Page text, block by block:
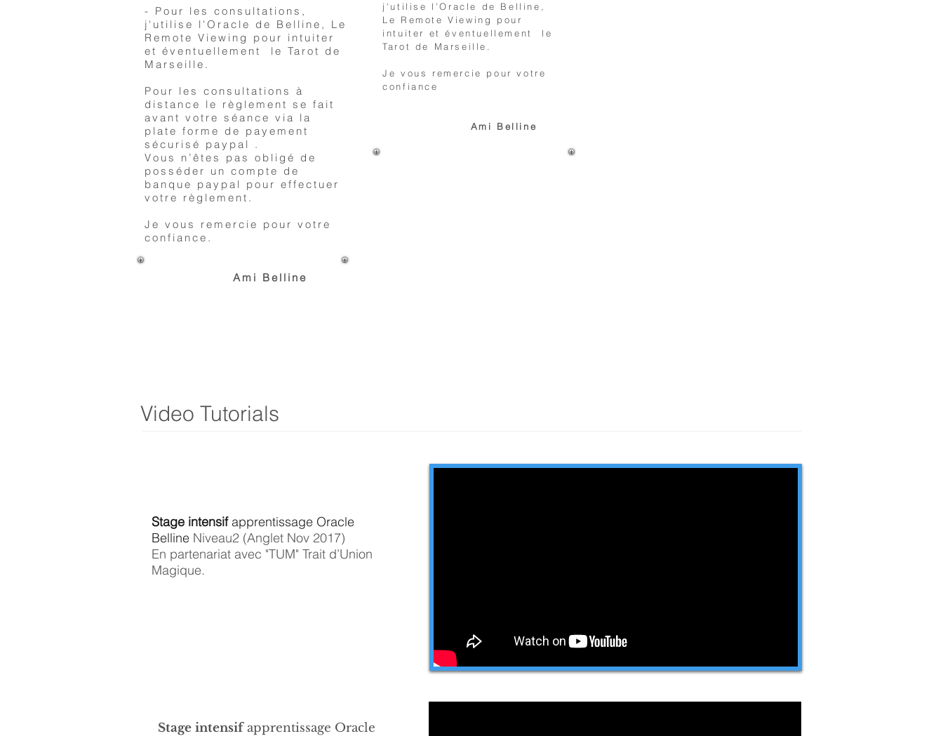
- Pour les consultations,
j'utilise l'Oracle de Belline, Le
Remote Viewing pour intuiter
et éventuellement le Tarot de
Marseille.
Pour les consultations à
distance le règlement se fait
avant votre séance via la
plate forme de payement
sécurisé paypal .
Vous n’êtes pas obligé de
posséder un compte de
banque paypal pour effectuer
votre règlement.
Je vous remercie pour votre
confiance.
Ami Belline
j'utilise l'Oracle de Belline,
Le Remote Viewing pour
intuiter et éventuellement le
Tarot de Marseille.
Je vous remercie pour votre
confiance
Ami Belline
Video Tutorials
Stage intensifapprentissage Oracle
Belline Niveau2 (Anglet Nov 2017)
En partenariat avec "TUM" Trait d’Union
Magique.
Stage intensif apprentissage Oracle